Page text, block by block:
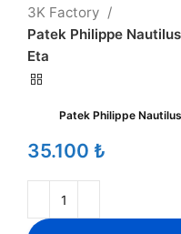
3K Factory
Patek Philippe
Eta
Patek Philippe
₺